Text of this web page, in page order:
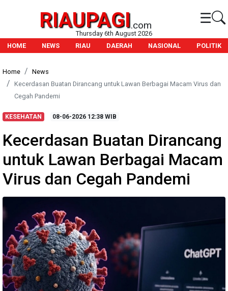
RIAUPAGI.com ☰
Thursday 6th August 2026
HOME
NEWS RIAU DAERAH NASIONAL POLITIK
Home
News
Kecerdasan Buatan Dirancang untuk Lawan Berbagai Macam Virus dan
Cegah Pandemi
KESEHATAN 08-06-2026 12:38 WIB
Kecerdasan Buatan Dirancang
untuk Lawan Berbagai Macam
Virus dan Cegah Pandemi